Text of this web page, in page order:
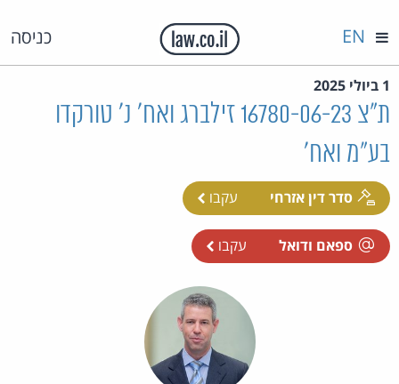
כניסה EN
1 ביולי 2025
ת"צ 16780-06-23 זילברג ואח' נ' טורקדו
בע"מ ואח'
סדר דין אזרחי עקבו
ספאם ודואל עקבו